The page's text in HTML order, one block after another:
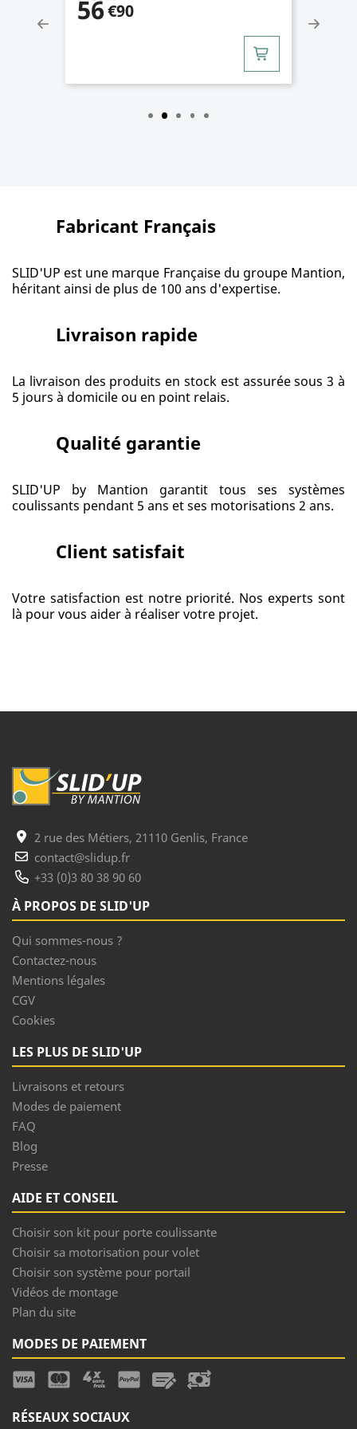
102€17
Fabricant Français
SLID'UP est une marque Française du groupe Mantion,
héritant ainsi de plus de 100 ans d'expertise.
Livraison rapide
La livraison des produits en stock est assurée sous 3 à
5 jours à domicile ou en point relais.
Qualité garantie
SLID'UP by Mantion garantit tous ses systèmes
coulissants pendant 5 ans et ses motorisations 2 ans.
Client satisfait
Votre satisfaction est notre priorité. Nos experts sont
là pour vous aider à réaliser votre projet.
2 rue des Métiers, 21110 Genlis, France
contact@slidup.fr
+33 (0)3 80 38 90 60
À PROPOS DE SLID'UP
Qui sommes-nous ?
Contactez-nous
Mentions légales
CGV
Cookies
LES PLUS DE SLID'UP
Livraisons et retours
Modes de paiement
FAQ
Blog
Presse
AIDE ET CONSEIL
Choisir son kit pour porte coulissante
Choisir sa motorisation pour volet
Choisir son système pour portail
Vidéos de montage
Plan du site
MODES DE PAIEMENT
RÉSEAUX SOCIAUX